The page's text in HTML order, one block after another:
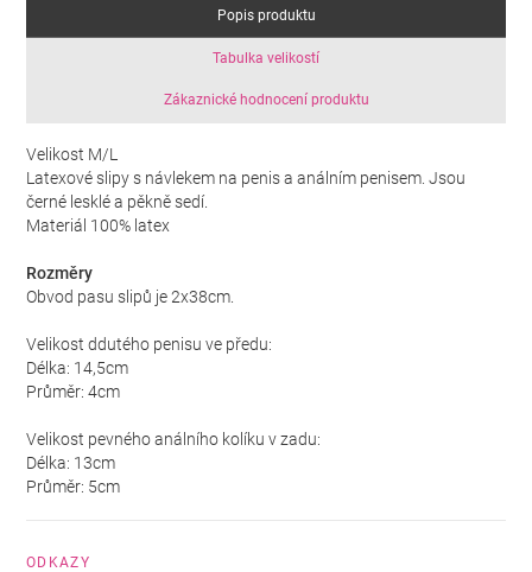
Popis produktu
Tabulka velikostí
Zákaznické hodnocení produktu
Velikost M/L
Latexové slipy s návlekem na penis a análním penisem. Jsou
černé lesklé a pěkně sedí.
Materiál 100% latex
Rozměry
Obvod pasu slipů je 2x38cm.
Velikost ddutého penisu ve předu:
Délka: 14,5cm
Průměr: 4cm
Velikost pevného análního kolíku v zadu:
Délka: 13cm
Průměr: 5cm
ODKAZY